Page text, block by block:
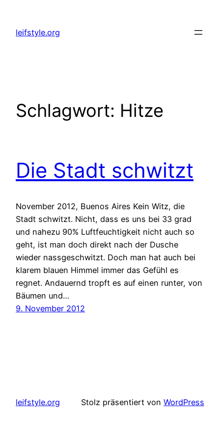
springen
leifstyle.org
Schlagwort: Hitze
Die Stadt schwitzt
November 2012, Buenos Aires Kein Witz, die
Stadt schwitzt. Nicht, dass es uns bei 33 grad
und nahezu 90% Luftfeuchtigkeit nicht auch so
geht, ist man doch direkt nach der Dusche
wieder nassgeschwitzt. Doch man hat auch bei
klarem blauen Himmel immer das Gefühl es
regnet. Andauernd tropft es auf einen runter, von
Bäumen und…
9. November 2012
leifstyle.org Stolz präsentiert von WordPress